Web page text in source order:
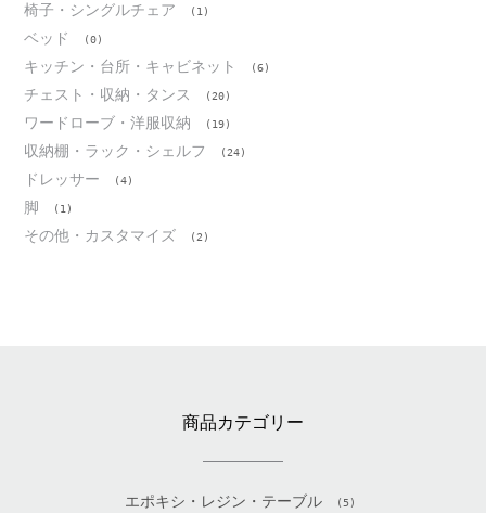
椅子・シングルチェア (1)
ベッド (0)
キッチン・台所・キャビネット (6)
チェスト・収納・タンス (20)
ワードローブ・洋服収納 (19)
収納棚・ラック・シェルフ (24)
ドレッサー (4)
脚 (1)
その他・カスタマイズ (2)
商品カテゴリー
エポキシ・レジン・テーブル (5)